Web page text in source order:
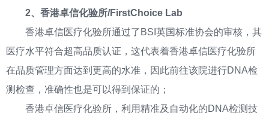
2、香港卓信化验所/FirstChoice Lab
香港卓信医疗化验所通过了BSI英国标准协会的审核，其
医疗水平符合超高品质认证，这代表着香港卓信医疗化验所
在品质管理方面达到更高的水准，因此前往该院进行DNA检
测检查，准确性也是可以得到保证的；
香港卓信医疗化验所，利用精准及自动化的DNA检测技